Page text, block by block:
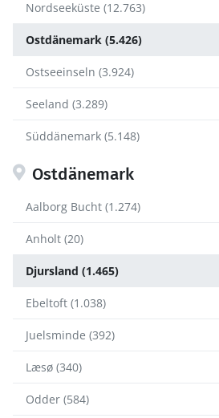
Nordseeküste (12.763)
Ostdänemark (5.426)
Ostseeinseln (3.924)
Seeland (3.289)
Süddänemark (5.148)
Ostdänemark
Aalborg Bucht (1.274)
Anholt (20)
Djursland (1.465)
Ebeltoft (1.038)
Juelsminde (392)
Læsø (340)
Odder (584)